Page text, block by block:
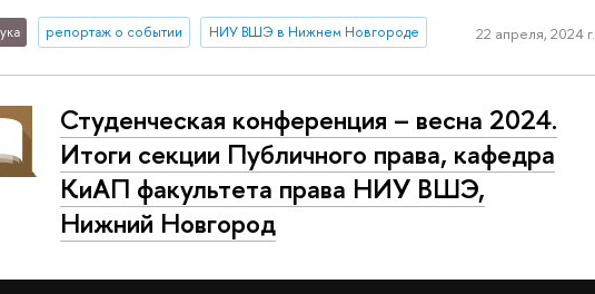
репортаж о событии НИУ ВШЭ в Нижнем Новгороде 22 апреля, 2024 г.
Студенческая конференция – весна 2024.
Итоги секции Публичного права, кафедра
КиАП факультета права НИУ ВШЭ,
Нижний Новгород